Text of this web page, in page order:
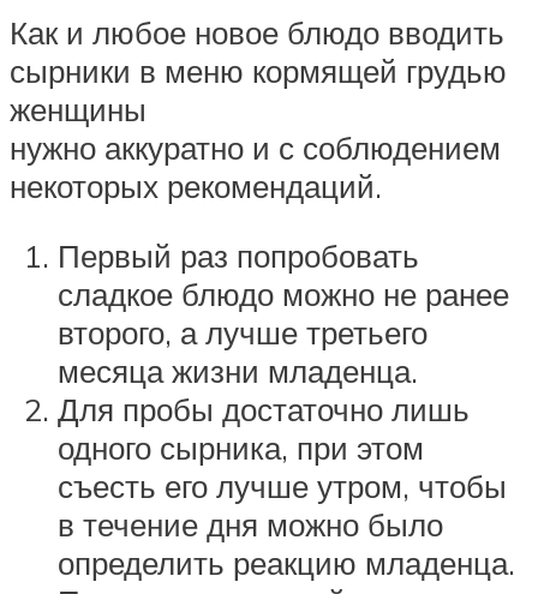
Как и любое новое блюдо вводить
сырники в меню кормящей грудью
женщины
нужно аккуратно и с соблюдением
некоторых рекомендаций.
Первый раз попробовать
сладкое блюдо можно не ранее
второго, а лучше третьего
месяца жизни младенца.
Для пробы достаточно лишь
одного сырника, при этом
съесть его лучше утром, чтобы
в течение дня можно было
определить реакцию младенца.